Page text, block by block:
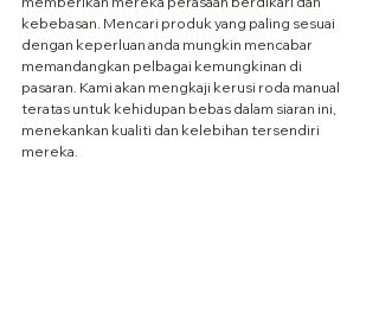
kebebasan. Mencari produk yang paling sesuai
dengan keperluan anda mungkin mencabar
memandangkan pelbagai kemungkinan di
pasaran. Kami akan mengkaji kerusi roda manual
teratas untuk kehidupan bebas dalam siaran ini,
menekankan kualiti dan kelebihan tersendiri
mereka.